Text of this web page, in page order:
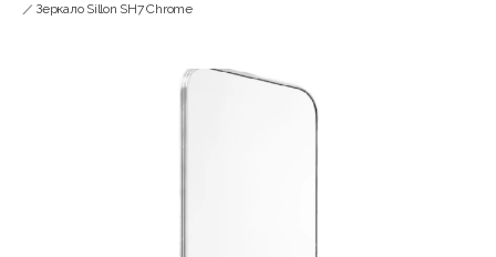
Зеркало Sillon SH7 Chrome